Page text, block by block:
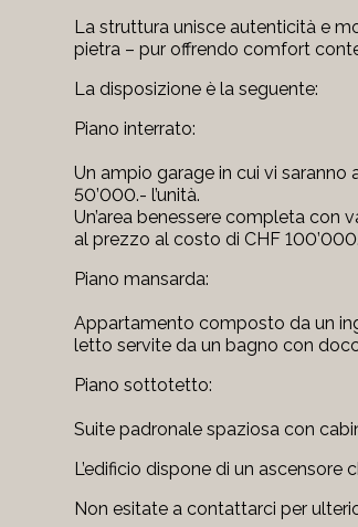
La struttura unisce autenticità e
pietra – pur offrendo comfort
La disposizione è la seguente:
Piano interrato:
Un ampio garage in cui vi
50’000.- l’unità.
Un’area benessere completa con
al prezzo al costo di CHF
Piano mansarda:
Appartamento composto da un
letto servite da un bagno con
Piano sottotetto:
Suite padronale spaziosa con
L’edificio dispone di un
Non esitate a contattarci per